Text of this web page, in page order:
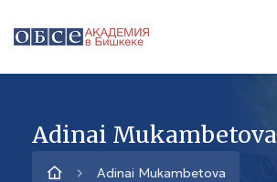
Adinai Mukambetova
Adinai Mukambetova